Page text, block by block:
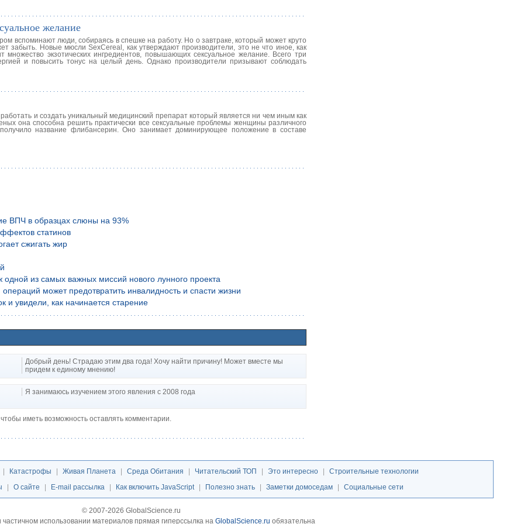
желание
вспоминают люди, собираясь в спешке на работу. Но о завтраке, который может круто
забыть. Новые мюсли SexCereal, как утверждают производители, это не что иное, как
множество экзотических ингредиентов, повышающих сексуальное желание. Всего три
и повысить тонус на целый день. Однако производители призывают соблюдать
и создать уникальный медицинский препарат который является ни чем иным как
она способна решить практически все сексуальные проблемы женщины различного
название флибансерин. Оно занимает доминирующее положение в составе
ВПЧ в образцах слюны на 93%
статинов
сжигать жир
одной из самых важных миссий нового лунного проекта
может предотвратить инвалидность и спасти жизни
и увидели, как начинается старение
Добрый день! Страдаю этим два года! Хочу найти причину! Может вместе мы
придем к единому мнению!
Я занимаюсь изучением этого явления с 2008 года
иметь возможность оставлять комментарии.
Катастрофы Живая Планета Среда Обитания Читательский ТОП Это интересно
Строительные технологии
О сайте E-mail рассылка Как включить JavaScript Полезно знать Заметки домоседам Социальные сети
© 2007-2026 GlobalScience.ru
использовании материалов прямая гиперссылка на GlobalScience.ru обязательна